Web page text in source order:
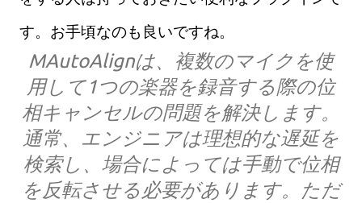
す。お手頃なのも良いですね。
MAutoAlignは、複数のマイクを使
用して1つの楽器を録音する際の位
相キャンセルの問題を解決します。
通常、エンジニアは理想的な遅延を
検索し、場合によっては手動で位相
を反転させる必要があります。ただ